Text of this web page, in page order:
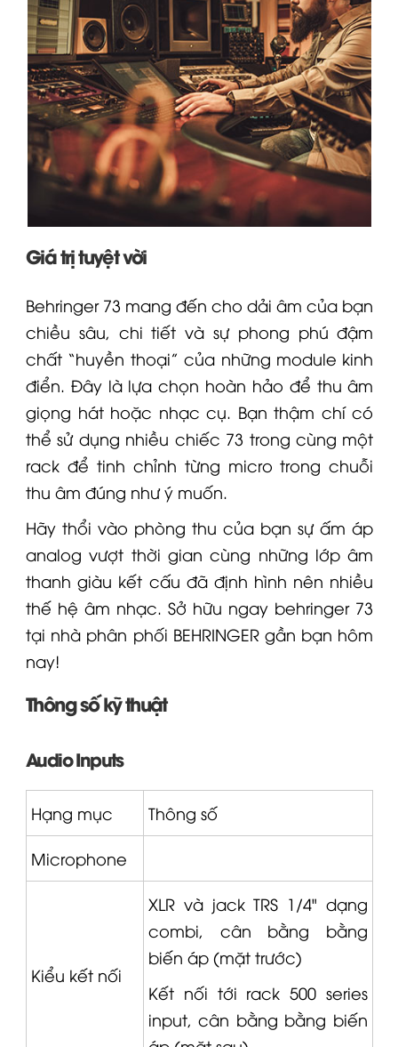
Giá trị tuyệt vời
Behringer73 mang đến cho dải âm của bạn
chiều sâu, chi tiết và sự phong phú đậm
chất “huyền thoại” của những module kinh
điển. Đây là lựa chọn hoàn hảo để thu âm
giọng hát hoặc nhạc cụ. Bạn thậm chí có
thể sử dụng nhiều chiếc 73 trong cùng một
rack để tinh chỉnh từng micro trong chuỗi
thu âm đúng như ý muốn.
Hãy thổi vào phòng thu của bạn sự ấm áp
analog vượt thời gian cùng những lớp âm
thanh giàu kết cấu đã định hình nên nhiều
thế hệ âm nhạc. Sở hữu ngay behringer73
tại nhà phân phối BEHRINGERgần bạn hôm
nay!
Thông số kỹ thuật
Audio Inputs
Hạng mục Thông số
Microphone
Kiểu kết nối
XLRvà jack TRS 1/4" dạng
combi, cân bằng bằng
biến áp (mặt trước)
Kết nối tới rack 500 series
input, cân bằng bằng biến